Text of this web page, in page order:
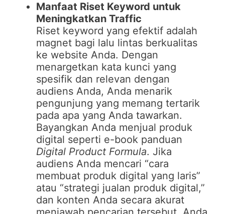
Manfaat Riset Keyword untuk
Meningkatkan Traffic
Riset keyword yang efektif adalah
magnet bagi lalu lintas berkualitas
ke website Anda. Dengan
menargetkan kata kunci yang
spesifik dan relevan dengan
audiens Anda, Anda menarik
pengunjung yang memang tertarik
pada apa yang Anda tawarkan.
Bayangkan Anda menjual produk
digital seperti e-book panduan
Digital Product Formula. Jika
audiens Anda mencari “cara
membuat produk digital yang laris”
atau “strategi jualan produk digital,”
dan konten Anda secara akurat